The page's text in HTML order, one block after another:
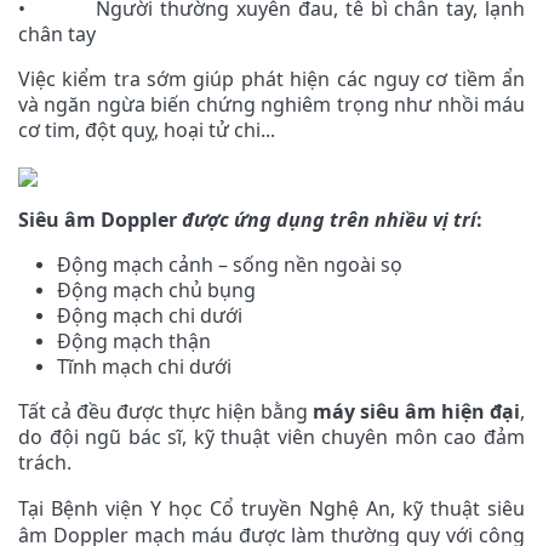
• Người thường xuyên đau, tê bì chân tay, lạnh
chân tay
Việc kiểm tra sớm giúp phát hiện các nguy cơ tiềm ẩn
và ngăn ngừa biến chứng nghiêm trọng như nhồi máu
cơ tim, đột quỵ, hoại tử chi...
Siêu âm Dopplerđược ứng dụng trên nhiều vị trí:
Động mạch cảnh – sống nền ngoài sọ
Động mạch chủ bụng
Động mạch chi dưới
Động mạch thận
Tĩnh mạch chi dưới
Tất cả đều được thực hiện bằng máy siêu âm hiện đại,
do đội ngũ bác sĩ, kỹ thuật viên chuyên môn cao đảm
trách.
Tại Bệnh viện Y học Cổ truyền Nghệ An, kỹ thuật siêu
âm Doppler mạch máu được làm thường quy với công